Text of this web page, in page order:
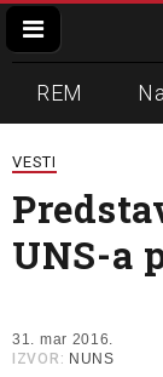
REM
Zvučni top
Propaganda
Informer
VESTI
UNS-a
31. mar 2016.
IZVOR: NUNS